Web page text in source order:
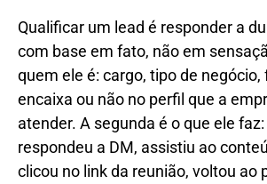
Qualificar um lead é responder a
com base em fato, não em
quem ele é: cargo, tipo de
encaixa ou não no perfil que a
atender. A segunda é o que ele
respondeu a DM, assistiu ao
clicou no link da reunião, voltou ao